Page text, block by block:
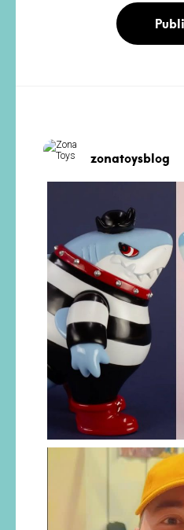
zonatoysblog